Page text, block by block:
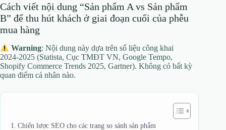
Cách viết nội dung “Sản phẩm A vs Sản phẩm
B” để thu hút khách ở giai đoạn cuối của phễu
mua hàng
Warning: Nội dung này dựa trên số liệu công khai
2024‑2025 (Statista, Cục TMĐT VN, Google Tempo,
Shopify Commerce Trends 2025, Gartner). Không có bất kỳ
quan điểm cá nhân nào.
Chiến lược SEO cho các trang so sánh sản phẩm